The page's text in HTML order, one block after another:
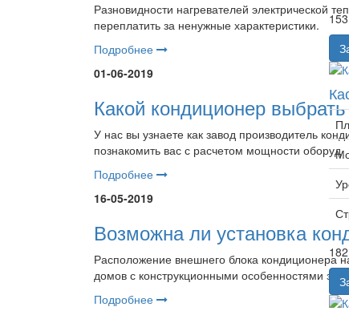
Разновидности нагревателей электрической
переплатить за ненужные характеристики.
Подробнее
01-06-2019
Какой кондиционер
У нас вы узнаете как завод производитель
познакомить вас с расчетом мощности оборуд
Подробнее
16-05-2019
Возможна ли установка
Расположение внешнего блока кондиционера
домов с конструкционными особенностями
Подробнее